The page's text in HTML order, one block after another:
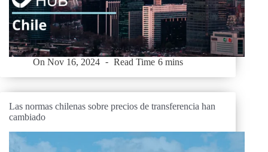
On Nov 16, 2024 Read Time 6 mins
Las normas chilenas sobre precios de transferencia han
cambiado